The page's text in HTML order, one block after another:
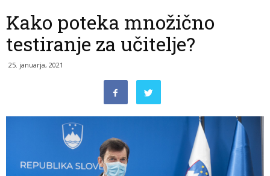
Kako poteka množično
testiranje za učitelje?
25. januarja, 2021